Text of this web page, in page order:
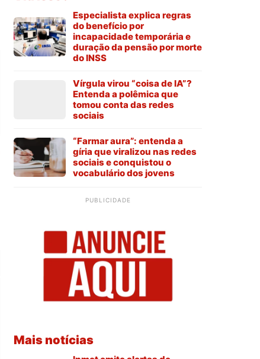
Especialista explica regras
do benefício por
incapacidade temporária e
duração da pensão por morte
do INSS
Vírgula virou “coisa de IA”?
Entenda a polêmica que
tomou conta das redes
sociais
“Farmar aura”: entenda a
gíria que viralizou nas redes
sociais e conquistou o
vocabulário dos jovens
PUBLICIDADE
Mais notícias